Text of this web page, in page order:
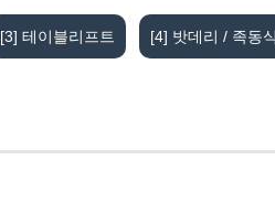
[3] 테이블리프트 [4] 밧데리 / 족동